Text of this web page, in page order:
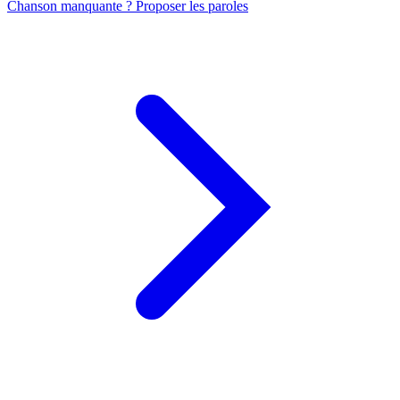
Chanson manquante ? Proposer les paroles